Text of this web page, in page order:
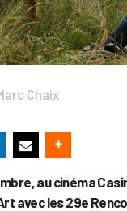
Chaix
au cinéma
avec les 29e